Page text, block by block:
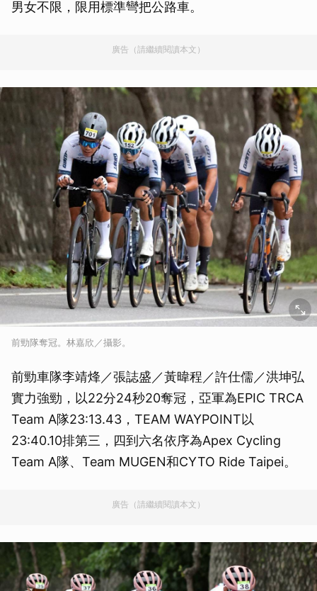
男女不限，限用標準彎把公路車。
廣告（請繼續閱讀本文）
前勁隊奪冠。林嘉欣／攝影。
前勁車隊李靖烽／張誌盛／黃暐程／許仕儒／洪坤弘
實力強勁，以22分24秒20奪冠，亞軍為EPIC TRCA
Team A隊23:13.43，TEAM WAYPOINT以
23:40.10排第三，四到六名依序為Apex Cycling
Team A隊、Team MUGEN和CYTO Ride Taipei。
廣告（請繼續閱讀本文）